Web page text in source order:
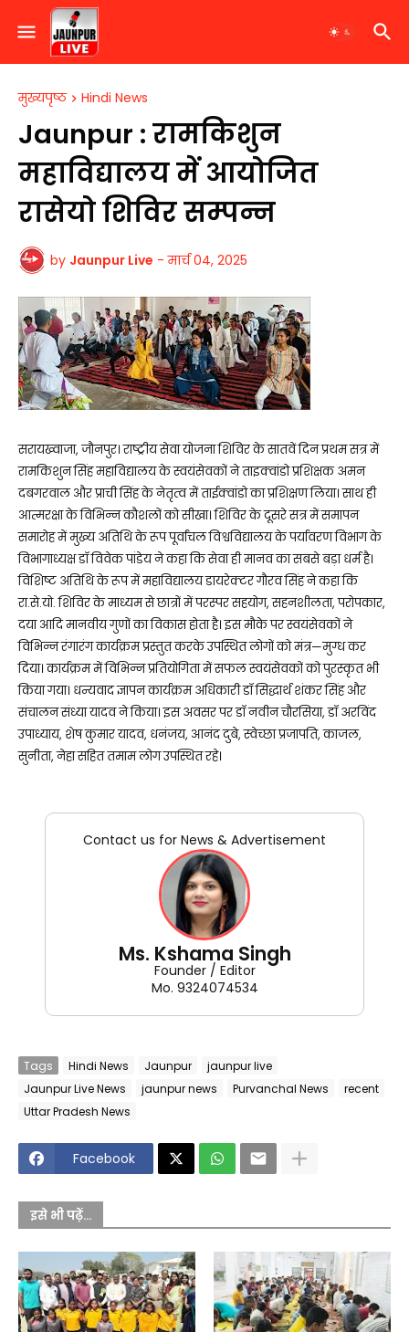
मुख्यपृष्ठ Hindi News
Jaunpur : ​रामकिशुन
महाविद्यालय में आयोजित
रासेयो शिविर सम्पन्न
by Jaunpur Live - मार्च 04, 2025
सरायख्वाजा, जौनपुर। राष्ट्रीय सेवा योजना शिविर के सातवें दिन प्रथम सत्र में
रामकिशुन सिंह महाविद्यालय के स्वयंसेवकों ने ताइक्वांडो प्रशिक्षक अमन
दबगरवाल और प्राची सिंह के नेतृत्व में ताईक्वांडो का प्रशिक्षण लिया। साथ ही
आत्मरक्षा के विभिन्न कौशलों को सीखा। शिविर के दूसरे सत्र में समापन
समारोह में मुख्य अतिथि के रूप पूर्वांचल विश्वविद्यालय के पर्यावरण विभाग के
विभागाध्यक्ष डॉ विवेक पांडेय ने कहा कि सेवा ही मानव का सबसे बड़ा धर्म है।
विशिष्ट अतिथि के रूप में महाविद्यालय डायरेक्टर गौरव सिंह ने कहा कि
रा.से.यो. शिविर के माध्यम से छात्रों में परस्पर सहयोग, सहनशीलता, परोपकार,
दया आदि मानवीय गुणों का विकास होता है। इस मौके पर स्वयंसेवकों ने
विभिन्न रंगारंग कार्यक्रम प्रस्तुत करके उपस्थित लोगों को मंत्र—मुग्ध कर
दिया। कार्यक्रम में विभिन्न प्रतियोगिता में सफल स्वयंसेवकों को पुरस्कृत भी
किया गया। धन्यवाद ज्ञापन कार्यक्रम अधिकारी डॉ सिद्धार्थ शंकर सिंह और
संचालन संध्या यादव ने किया। इस अवसर पर डॉ नवीन चौरसिया, डॉ अरविंद
उपाध्याय, शेष कुमार यादव, धनंजय, आनंद दुबे, स्वेच्छा प्रजापति, काजल,
सुनीता, नेहा सहित तमाम लोग उपस्थित रहे।
Contact us for News & Advertisement
Ms. Kshama Singh
Founder / Editor
Mo. 9324074534
Tags Hindi News Jaunpur
jaunpur live
Jaunpur Live News
jaunpur news Purvanchal News
recent
Uttar Pradesh News
Facebook
इसे भी पढ़ें...